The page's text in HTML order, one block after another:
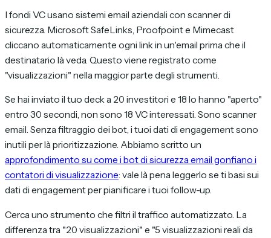
I fondi VC usano sistemi email aziendali con scanner di
sicurezza. Microsoft SafeLinks, Proofpoint e Mimecast
cliccano automaticamente ogni link in un'email prima che il
destinatario là veda. Questo viene registrato come
"visualizzazioni" nella maggior parte degli strumenti.
Se hai inviato il tuo deck a 20 investitori e 18 lo hanno "aperto"
entro 30 secondi, non sono 18 VC interessati. Sono scanner
email. Senza filtraggio dei bot, i tuoi dati di engagement sono
inutili per là prioritizzazione. Abbiamo scritto un
approfondimento su come i bot di sicurezza email gonfiano i
contatori di visualizzazione: vale là pena leggerlo se ti basi sui
dati di engagement per pianificare i tuoi follow-up.
Cerca uno strumento che filtri il traffico automatizzato. La
differenza tra "20 visualizzazioni" e "5 visualizzazioni reali da